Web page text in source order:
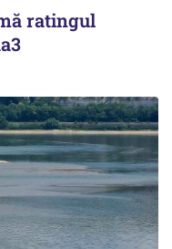
ratingul